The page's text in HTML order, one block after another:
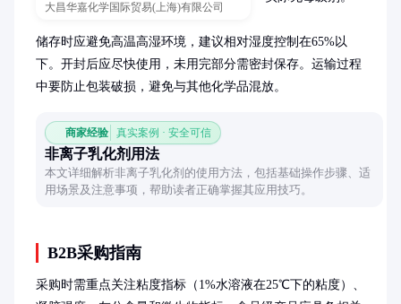
大昌华嘉化学国际贸易(上海)有限公司
储存时应避免高温高湿环境，建议相对湿度控制在65%以
下。开封后应尽快使用，未用完部分需密封保存。运输过程
中要防止包装破损，避免与其他化学品混放。
商家经验 真实案例 · 安全可信
非离子乳化剂用法
本文详细解析非离子乳化剂的使用方法，包括基础操作步骤、适
用场景及注意事项，帮助读者正确掌握其应用技巧。
B2B采购指南
采购时需重点关注粘度指标（1%水溶液在25℃下的粘度）、